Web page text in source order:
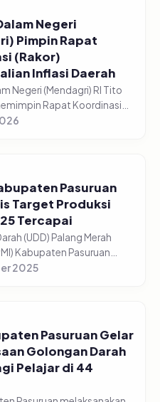
Negeri
Pimpin Rapat
(Rakor)
Inflasi Daerah
Negeri (Mendagri) RI Tito
Rapat Koordinasi
Inflasi Daerah dari
Pasuruan
Target Produksi
Tercapai
(UDD) Palang Merah
Kabupaten Pasuruan
produksi darah tahun
2025
Pasuruan Gelar
Golongan Darah
Pelajar di 44